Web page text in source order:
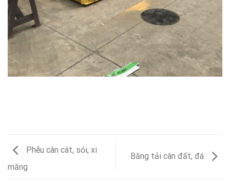
Phễu cân cát, sỏi, xi
măng
Băng tải cân đất, đá